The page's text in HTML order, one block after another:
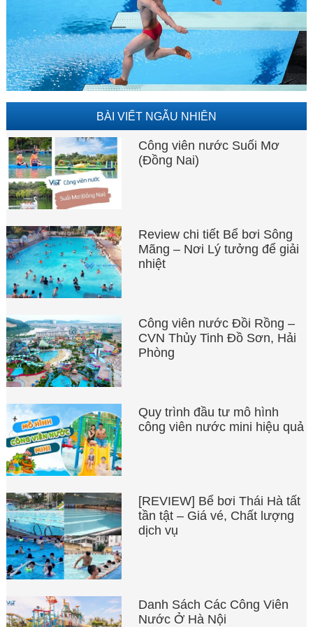
BÀI VIẾT NGẪU NHIÊN
Công viên nước Suối Mơ
(Đồng Nai)
Review chi tiết Bể bơi Sông
Mãng – Nơi Lý tưởng để giải
nhiệt
Công viên nước Đồi Rồng –
CVN Thủy Tinh Đồ Sơn, Hải
Phòng
Quy trình đầu tư mô hình
công viên nước mini hiệu quả
[REVIEW] Bể bơi Thái Hà tất
tần tật – Giá vé, Chất lượng
dịch vụ
Danh Sách Các Công Viên
Nước Ở Hà Nội